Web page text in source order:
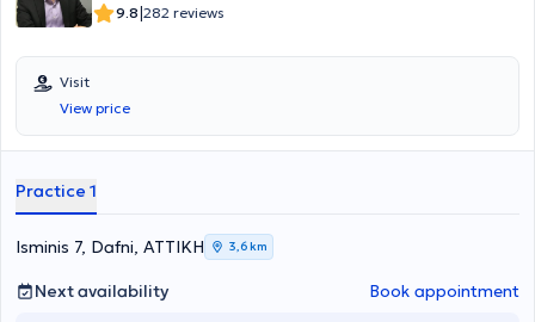
9.8|282 reviews
Visit
View price
Practice 1
Isminis 7, Dafni, ΑΤΤΙΚΗ 3,6 km
Next availability Book appointment